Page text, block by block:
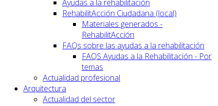
Ayudas a la rehabilitación
RehabilitAcción Ciudadana (local)
Materiales generados -
RehabilitAcción
FAQs sobre las ayudas a la rehabilitación
FAQS Ayudas a la Rehabilitación - Por
temas
Actualidad profesional
Arquitectura
Actualidad del sector